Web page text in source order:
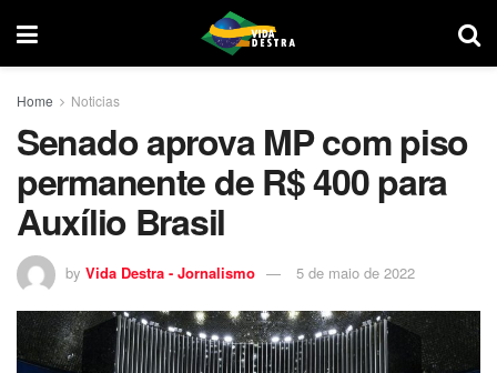
Home Noticias
Senado aprova MP com piso
permanente de R$ 400 para
Auxílio Brasil
by Vida Destra - Jornalismo 5 de maio de 2022